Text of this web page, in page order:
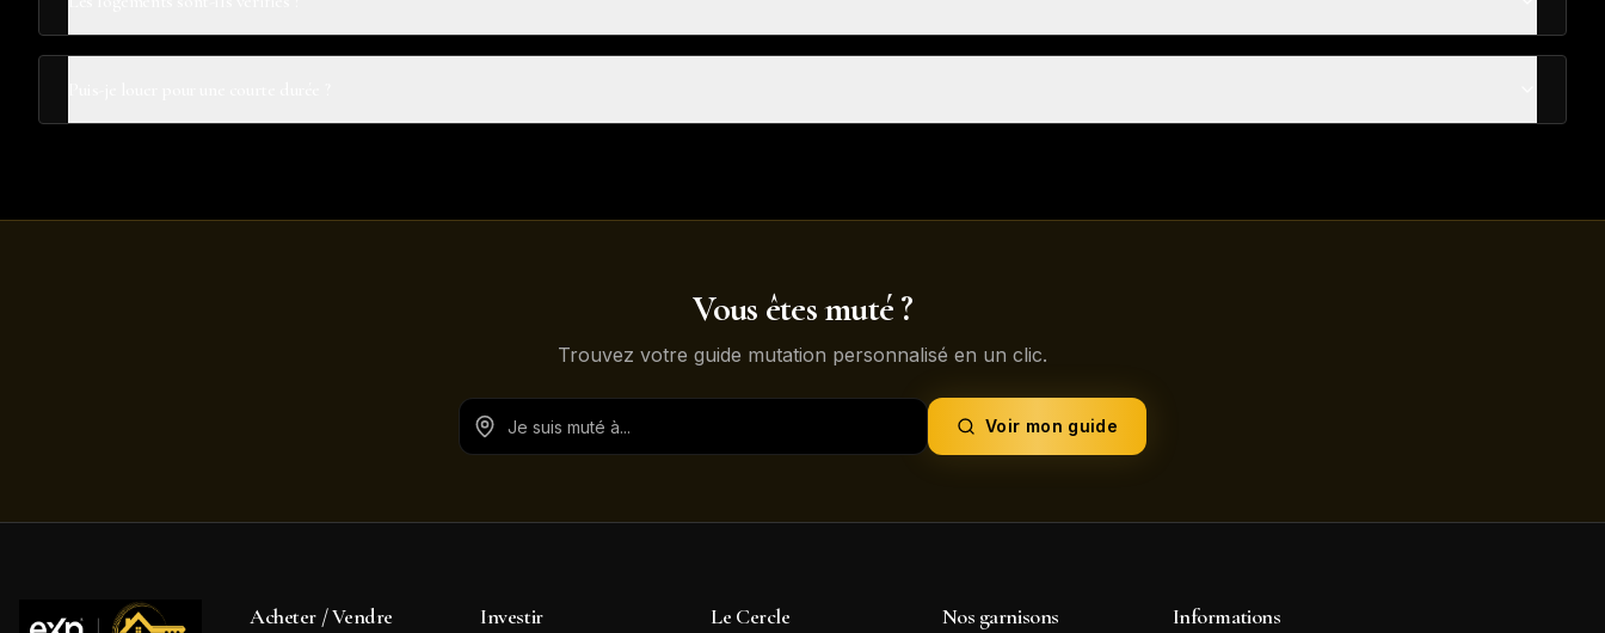
Vous êtes muté ?
Trouvez votre guide mutation personnalisé en un clic.
Voir mon guide
Acheter / Vendre Investir Le Cercle Nos garnisons Informations